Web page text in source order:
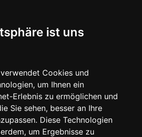
ist uns
Cookies und
um Ihnen ein
Erlebnis zu ermöglichen und
Sie sehen, besser an Ihre
Diese Technologien
um Ergebnisse zu